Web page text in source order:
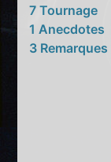
7 Tournage
1 Anecdotes
3 Remarques